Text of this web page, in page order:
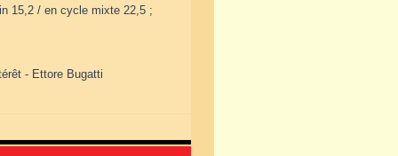
15,2 / en cycle mixte 22,5 ;
- Ettore Bugatti